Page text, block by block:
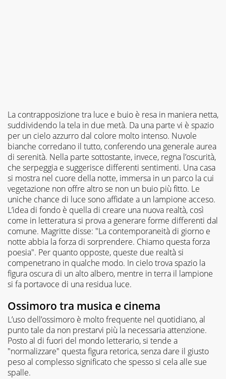
La contrapposizione tra luce e buio è resa in maniera netta,
suddividendo la tela in due metà. Da una parte vi è spazio
per un cielo azzurro dal colore molto intenso. Nuvole
bianche corredano il tutto, conferendo una generale aurea
di serenità. Nella parte sottostante, invece, regna l’oscurità,
che serpeggia e suggerisce differenti sentimenti. Una casa
si mostra nel cuore della notte, immersa in un parco la cui
vegetazione non offre altro se non un buio più fitto. Le
uniche chance di luce sono affidate a un lampione acceso.
L’idea di fondo è quella di creare una nuova realtà, così
come in letteratura si prova a generare forme differenti dal
comune. Magritte disse: "La contemporaneità di giorno e
notte abbia la forza di sorprendere. Chiamo questa forza
poesia". Per quanto opposte, queste due realtà si
compenetrano in qualche modo. In cielo trova spazio la
figura oscura di un alto albero, mentre in terra il lampione
si fa portavoce di una residua luce.
Ossimoro tra musica e cinema
L’uso dell’ossimoro è molto frequente nel quotidiano, al
punto tale da non prestarvi più la necessaria attenzione.
Posto al di fuori del mondo letterario, si tende a
"normalizzare" questa figura retorica, senza dare il giusto
peso al complesso significato che spesso si cela alle sue
spalle.